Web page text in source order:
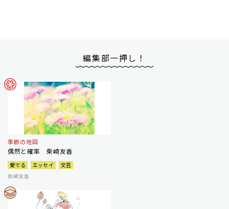
編集部一押し！
季節の地図
偶然と確率 柴崎友香
愛でる エッセイ
文芸
柴崎友香